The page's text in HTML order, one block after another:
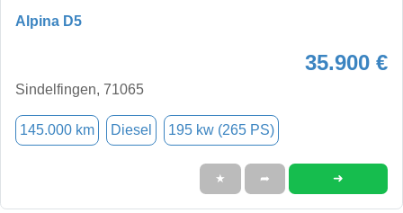
Alpina D5
35.900 €
Sindelfingen, 71065
145.000 km Diesel 195 kw (265 PS)
★ ➦ ➜